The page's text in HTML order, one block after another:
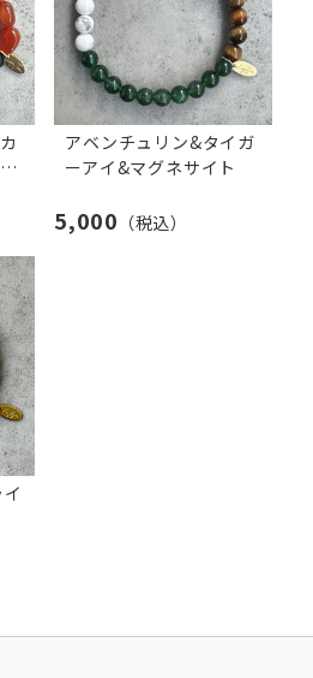
アベンチュリン&タイガ
ーアイ&マグネサイト
5,000 （税込）